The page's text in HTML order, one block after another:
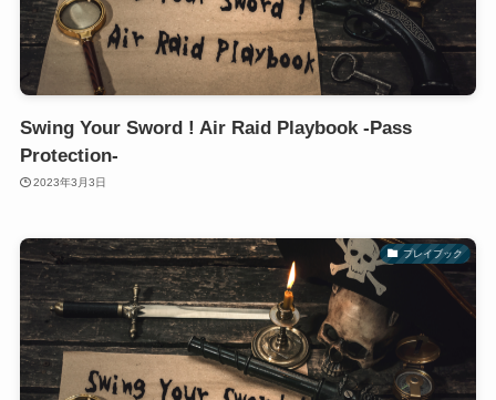
Swing Your Sword ! Air Raid Playbook -Pass
Protection-
2023年3月3日
プレイブック